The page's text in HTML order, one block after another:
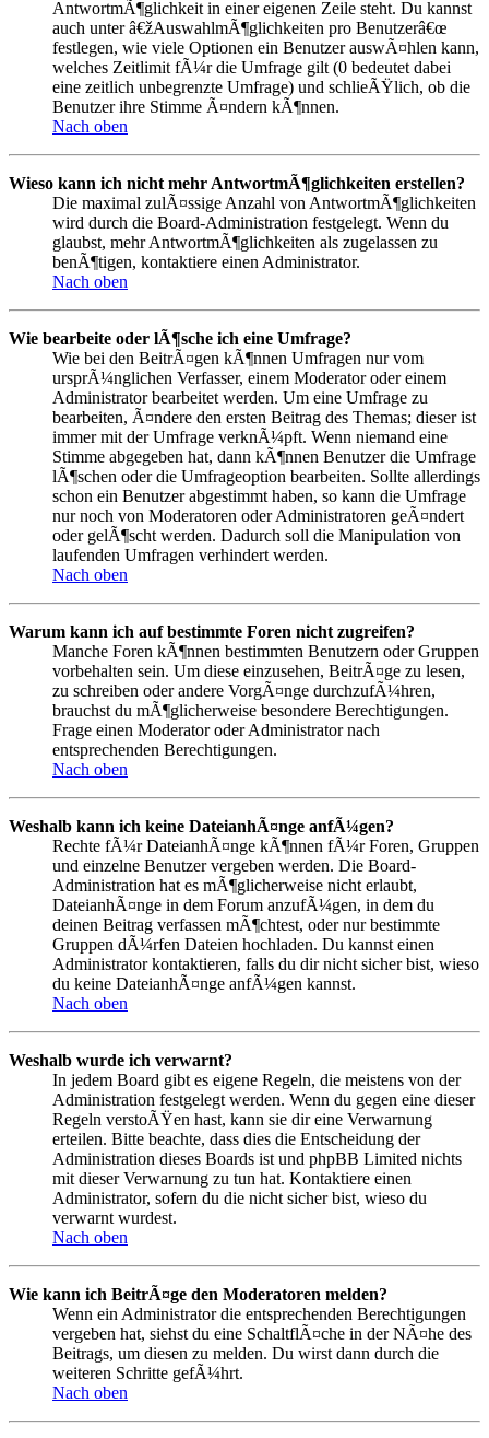
AntwortmÃ¶glichkeit in einer eigenen Zeile steht. Du kannst
auch unter â€žAuswahlmÃ¶glichkeiten pro Benutzerâ€œ
festlegen, wie viele Optionen ein Benutzer auswÃ¤hlen kann,
welches Zeitlimit fÃ¼r die Umfrage gilt (0 bedeutet dabei
eine zeitlich unbegrenzte Umfrage) und schlieÃŸlich, ob die
Benutzer ihre Stimme Ã¤ndern kÃ¶nnen.
Nach oben
Wieso kann ich nicht mehr AntwortmÃ¶glichkeiten erstellen?
Die maximal zulÃ¤ssige Anzahl von AntwortmÃ¶glichkeiten
wird durch die Board-Administration festgelegt. Wenn du
glaubst, mehr AntwortmÃ¶glichkeiten als zugelassen zu
benÃ¶tigen, kontaktiere einen Administrator.
Nach oben
Wie bearbeite oder lÃ¶sche ich eine Umfrage?
Wie bei den BeitrÃ¤gen kÃ¶nnen Umfragen nur vom
ursprÃ¼nglichen Verfasser, einem Moderator oder einem
Administrator bearbeitet werden. Um eine Umfrage zu
bearbeiten, Ã¤ndere den ersten Beitrag des Themas; dieser ist
immer mit der Umfrage verknÃ¼pft. Wenn niemand eine
Stimme abgegeben hat, dann kÃ¶nnen Benutzer die Umfrage
lÃ¶schen oder die Umfrageoption bearbeiten. Sollte allerdings
schon ein Benutzer abgestimmt haben, so kann die Umfrage
nur noch von Moderatoren oder Administratoren geÃ¤ndert
oder gelÃ¶scht werden. Dadurch soll die Manipulation von
laufenden Umfragen verhindert werden.
Nach oben
Warum kann ich auf bestimmte Foren nicht zugreifen?
Manche Foren kÃ¶nnen bestimmten Benutzern oder Gruppen
vorbehalten sein. Um diese einzusehen, BeitrÃ¤ge zu lesen,
zu schreiben oder andere VorgÃ¤nge durchzufÃ¼hren,
brauchst du mÃ¶glicherweise besondere Berechtigungen.
Frage einen Moderator oder Administrator nach
entsprechenden Berechtigungen.
Nach oben
Weshalb kann ich keine DateianhÃ¤nge anfÃ¼gen?
Rechte fÃ¼r DateianhÃ¤nge kÃ¶nnen fÃ¼r Foren, Gruppen
und einzelne Benutzer vergeben werden. Die Board-
Administration hat es mÃ¶glicherweise nicht erlaubt,
DateianhÃ¤nge in dem Forum anzufÃ¼gen, in dem du
deinen Beitrag verfassen mÃ¶chtest, oder nur bestimmte
Gruppen dÃ¼rfen Dateien hochladen. Du kannst einen
Administrator kontaktieren, falls du dir nicht sicher bist, wieso
du keine DateianhÃ¤nge anfÃ¼gen kannst.
Nach oben
Weshalb wurde ich verwarnt?
In jedem Board gibt es eigene Regeln, die meistens von der
Administration festgelegt werden. Wenn du gegen eine dieser
Regeln verstoÃŸen hast, kann sie dir eine Verwarnung
erteilen. Bitte beachte, dass dies die Entscheidung der
Administration dieses Boards ist und phpBB Limited nichts
mit dieser Verwarnung zu tun hat. Kontaktiere einen
Administrator, sofern du die nicht sicher bist, wieso du
verwarnt wurdest.
Nach oben
Wie kann ich BeitrÃ¤ge den Moderatoren melden?
Wenn ein Administrator die entsprechenden Berechtigungen
vergeben hat, siehst du eine SchaltflÃ¤che in der NÃ¤he des
Beitrags, um diesen zu melden. Du wirst dann durch die
weiteren Schritte gefÃ¼hrt.
Nach oben